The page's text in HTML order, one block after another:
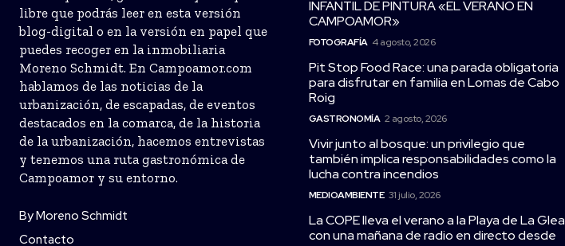
libre que podrás leer en esta versión
blog-digital o en la versión en papel que
puedes recoger en la inmobiliaria
Moreno Schmidt. En Campoamor.com
hablamos de las noticias de la
urbanización, de escapadas, de eventos
destacados en la comarca, de la historia
de la urbanización, hacemos entrevistas
y tenemos una ruta gastronómica de
Campoamor y su entorno.
By Moreno Schmidt
Contacto
INFANTIL DE PINTURA «EL VERANO EN
CAMPOAMOR»
FOTOGRAFÍA 4 agosto, 2026
Pit Stop Food Race: una parada obligatoria
para disfrutar en familia en Lomas de Cabo
Roig
GASTRONOMÍA 2 agosto, 2026
Vivir junto al bosque: un privilegio que
también implica responsabilidades como la
lucha contra incendios
MEDIOAMBIENTE 31 julio, 2026
La COPE lleva el verano a la Playa de La Glea
con una mañana de radio en directo desde